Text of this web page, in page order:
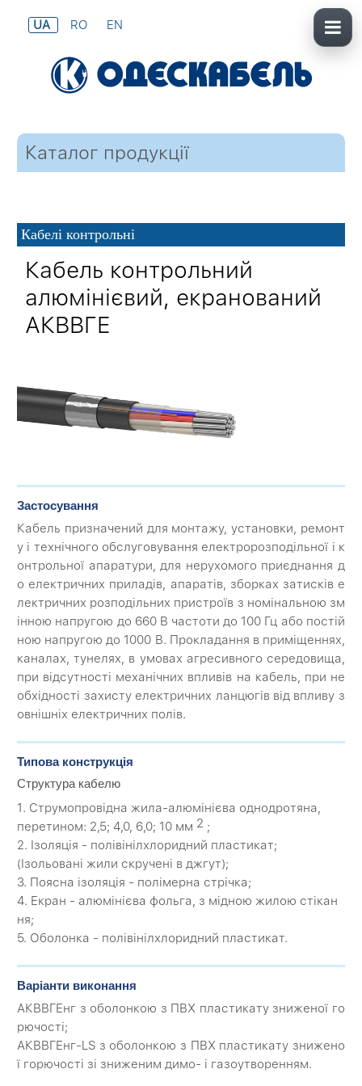
UA RO EN
Каталог продукції
Кабелі контрольні
Кабель контрольний
алюмінієвий, екранований
АКВВГЕ
Застосування
Кабель призначений для монтажу, установки, ремонт
у і технічного обслуговування електророзподільної і к
онтрольної апаратури, для нерухомого приєднання д
о електричних приладів, апаратів, зборках затисків е
лектричних розподільних пристроїв з номінальною зм
інною напругою до 660 В частоти до 100 Гц або постій
ною напругою до 1000 В. Прокладання в приміщеннях,
каналах, тунелях, в умовах агресивного середовища,
при відсутності механічних впливів на кабель, при не
обхідності захисту електричних ланцюгів від впливу з
овнішніх електричних полів.
Типова конструкція
Структура кабелю
1. Струмопровідна жила-алюмінієва однодротяна,
перетином: 2,5; 4,0, 6,0; 10 мм 2 ;
2. Ізоляція - полівінілхлоридний пластикат;
(Ізольовані жили скручені в джгут);
3. Поясна ізоляція - полімерна стрічка;
4. Екран - алюмінієва фольга, з мідною жилою стікан
ня;
5. Оболонка - полівінілхлоридний пластикат.
Варіанти виконання
АКВВГЕнг з оболонкою з ПВХ пластикату зниженої го
рючості;
АКВВГЕнг-LS з оболонкою з ПВХ пластикату знижено
ї горючості зі зниженим димо- і газоутворенням.